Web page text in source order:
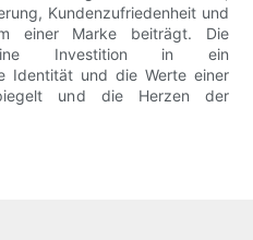
Kundenzufriedenheit und
einer Marke beiträgt. Die
Investition in ein
Identität und die Werte einer
und die Herzen der